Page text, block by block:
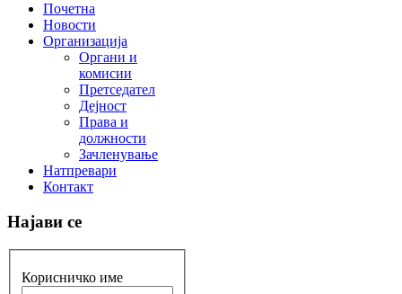
Почетна
Новости
Организација
Органи и
комисии
Претседател
Дејност
Права и
должности
Зачленување
Натпревари
Контакт
Најави се
Корисничко име